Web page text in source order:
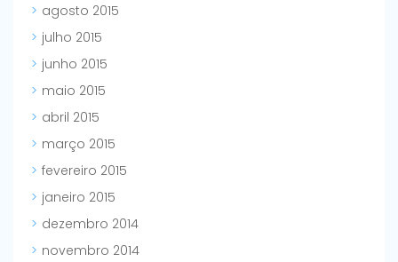
agosto 2015
julho 2015
junho 2015
maio 2015
abril 2015
março 2015
fevereiro 2015
janeiro 2015
dezembro 2014
novembro 2014